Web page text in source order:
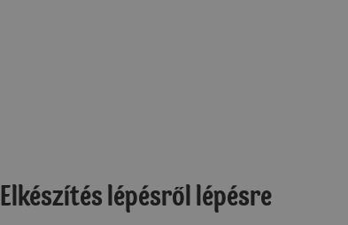
Elkészítés lépésről lépésre